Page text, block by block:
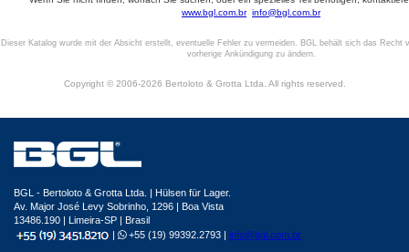
www.bgl.com.br info@bgl.com.br
Dieser Katalog wurde mit der Absicht erstellt, eventuelle Fehler zu vermeiden. BGL behält sich das Recht
vorherige Ankündigung zu ändern.
Copyright © 2006-2026 Bertoloto & Grotta Ltda. All rights reserved.
BGL - Bertoloto & Grotta Ltda. | Hülsen für Lager.
Av. Major José Levy Sobrinho, 1296 | Boa Vista
13486.190 | Limeira-SP | Brasil
|
+55 (19) 99392.2793 | info@bgl.com.br